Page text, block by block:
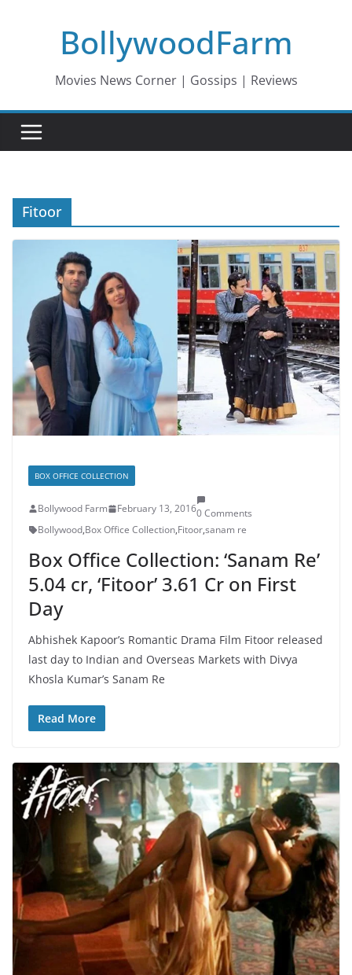
BollywoodFarm
Movies News Corner | Gossips | Reviews
Fitoor
BOX OFFICE COLLECTION
Bollywood Farm February 13, 20160 Comments
Bollywood,Box Office Collection,Fitoor,sanam re
Box Office Collection: ‘Sanam Re’
5.04 cr, ‘Fitoor’ 3.61 Cr on First
Day
Abhishek Kapoor’s Romantic Drama Film Fitoor released
last day to Indian and Overseas Markets with Divya
Khosla Kumar’s Sanam Re
Read More